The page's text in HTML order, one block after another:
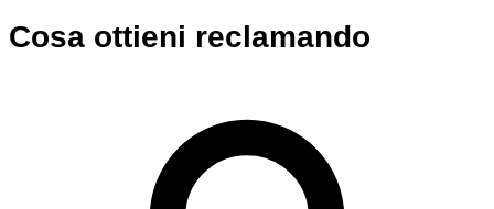
Cosa ottieni reclamando